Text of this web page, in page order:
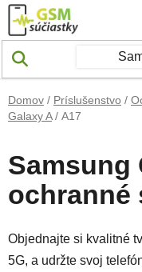
Prejsť na obsah
Domov / Príslušenstvo /
Galaxy A / A17
Samsung
ochranné
Objednajte si kvalitné
5G, a udržte svoj